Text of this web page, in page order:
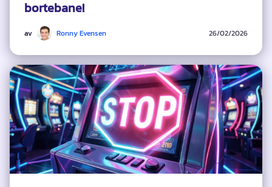
bortebane!
av Ronny Evensen 26/02/2026